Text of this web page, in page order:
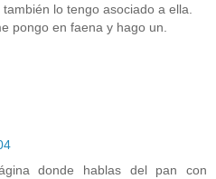
lo tengo asociado a ella.
pongo en faena y hago un.
donde hablas del pan con